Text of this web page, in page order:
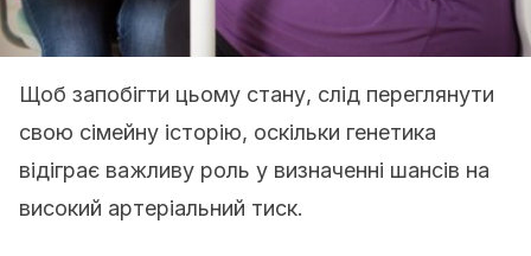
Щоб запобігти цьому стану, слід переглянути
свою сімейну історію, оскільки генетика
відіграє важливу роль у визначенні шансів на
високий артеріальний тиск.